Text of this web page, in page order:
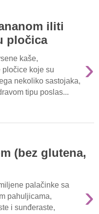
iliti
pločica
›
kaše,
pločice koje su
nekoliko sastojaka,
tipu poslas...
(bez glutena,
›
palačinke sa
pahuljicama,
i sunđeraste,